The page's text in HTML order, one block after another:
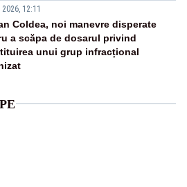
12:11
Coldea, noi manevre disperate
a scăpa de dosarul privind
unui grup infracțional